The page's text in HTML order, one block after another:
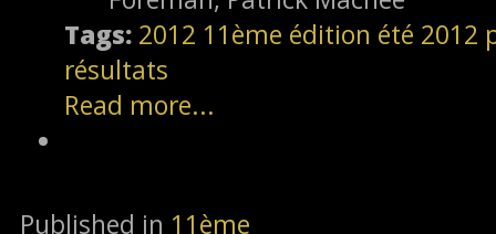
Tags: 2012 11ème édition été 2012
résultats
Read more...
Published in 11ème